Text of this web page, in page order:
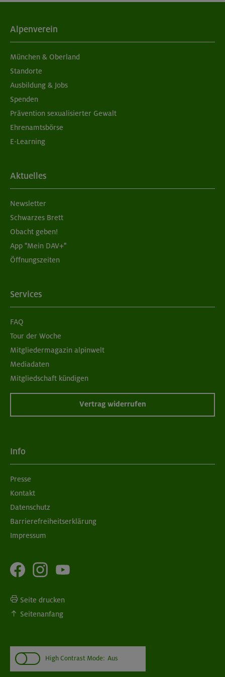
05./06.09.26
Grundkurs Klettern indoor
München
05./06.09.26
Grundkurs Klettern indoor für Frauen
München
07./14./21.09.26
08./09.09.26
Grundkurs Klettern indoor
München
Alpenverein
München & Oberland
Standorte
Ausbildung & Jobs
Spenden
Prävention sexualisierter Gewalt
Ehrenamtsbörse
E-Learning
Aktuelles
Newsletter
Schwarzes Brett
Obacht geben!
App "Mein DAV+"
Öffnungszeiten
Services
FAQ
Tour der Woche
Mitgliedermagazin alpinwelt
Mediadaten
Mitgliedschaft kündigen
Vertrag widerrufen
Info
Presse
Kontakt
Datenschutz
Barrierefreiheitserklärung
Impressum
Seite drucken
Seitenanfang
High Contrast Mode: Aus